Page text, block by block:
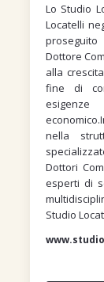
Lo Studio
Locatelli
Dottore
alla
fine di
nella
Dottori
esperti di
Studio